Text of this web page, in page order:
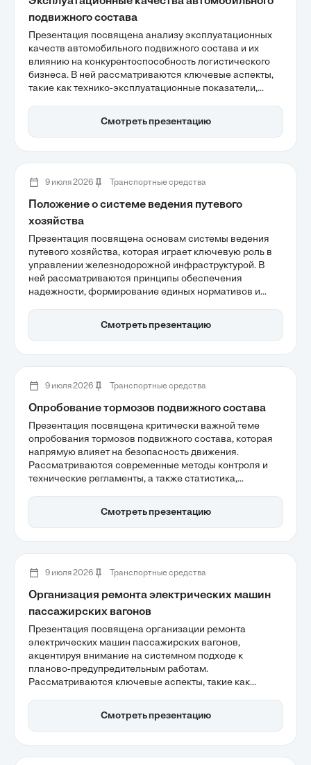
подвижного состава
Презентация посвящена анализу эксплуатационных
качеств автомобильного подвижного состава и их
влиянию на конкурентоспособность логистического
бизнеса. В ней рассматриваются ключевые аспекты,
такие как технико-эксплуатационные показатели,
также факторы, влияющие на износ и пропускную
способность автопарка. Эффективность
логистики и управления автопарками.
Смотреть презентацию
9 июля 2026 Транспортные средства
Положение о системе ведения путевого
хозяйства
Презентация посвящена основам системы ведения
путевого хозяйства, которая играет ключевую роль в
управлении железнодорожной инфраструктурой. В
ней рассматриваются принципы обеспечения
надежности, формирование единых нормативов и
подчеркивается важность создания условий для
безопасного и бесперебойного движения поездов, что
Смотреть презентацию
9 июля 2026 Транспортные средства
Опробование тормозов подвижного состава
Презентация посвящена критически важной теме
опробования тормозов подвижного состава, которая
напрямую влияет на безопасность движения.
Рассматриваются современные методы контроля и
технические регламенты, а также статистика,
при промежуточных осмотрах. Кроме того,
акцентируется внимание на цифровизации процессов,
Смотреть презентацию
9 июля 2026 Транспортные средства
Организация ремонта электрических машин
пассажирских вагонов
Презентация посвящена организации ремонта
электрических машин пассажирских вагонов,
акцентируя внимание на системном подходе к
планово-предупредительным работам.
Рассматриваются ключевые аспекты, такие как
также важность технического обслуживания на всех
этапах эксплуатации. Эффективная диагностика и
Смотреть презентацию